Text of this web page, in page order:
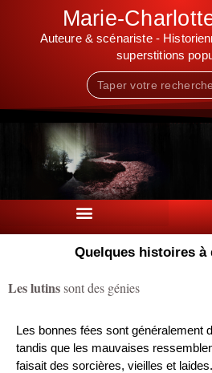
Marie-
Auteure & scénariste -
superstitions
Quelques histoires
Les lutinssont des génies
Les bonnes fées sont généralement
tandis que les mauvaises
faisait des sorcières, vieilles et